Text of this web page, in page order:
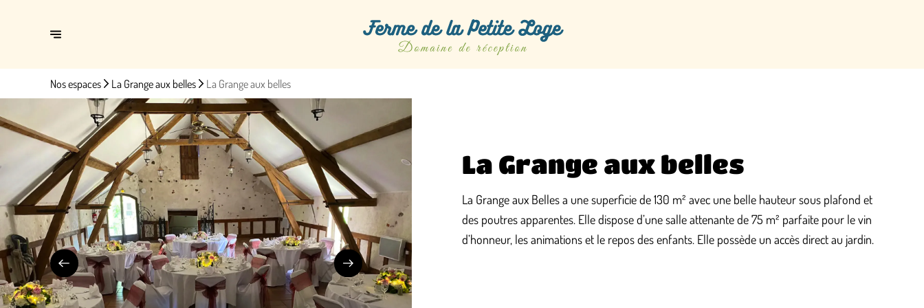
Nos espaces La Grange aux belles La Grange aux belles
La Grange aux belles
La Grange aux Belles a une superficie de 130 m² avec une belle hauteur sous plafond et
des poutres apparentes. Elle dispose d’une salle attenante de 75 m² parfaite pour le vin
d’honneur, les animations et le repos des enfants. Elle possède un accès direct au jardin.